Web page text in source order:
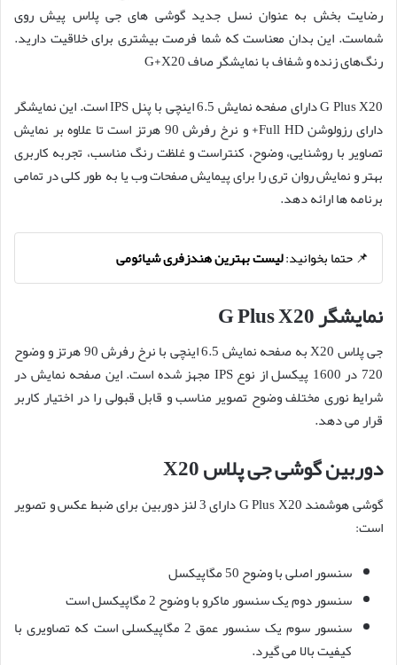
رضایت بخش به عنوان نسل جدید گوشی های جی پلاس پیش روی
شماست. این بدان معناست که شما فرصت بیشتری برای خلاقیت دارید.
رنگ‌های زنده و شفاف با نمایشگر صاف G+X20
G Plus X20 دارای صفحه نمایش 6.5 اینچی با پنل IPS است. این نمایشگر
دارای رزولوشن Full HD+ و نرخ رفرش 90 هرتز است تا علاوه بر نمایش
تصاویر با روشنایی، وضوح، کنتراست و غلظت رنگ مناسب، تجربه کاربری
بهتر و نمایش روان تری را برای پیمایش صفحات وب یا به طور کلی در تمامی
برنامه ها ارائه دهد.
📌 حتما بخوانید:لیست بهترین هندزفری شیائومی
نمایشگر G Plus X20
جی پلاس X20 به صفحه نمایش 6.5 اینچی با نرخ رفرش 90 هرتز و وضوح
720 در 1600 پیکسل از نوع IPS مجهز شده است. این صفحه نمایش در
شرایط نوری مختلف وضوح تصویر مناسب و قابل قبولی را در اختیار کاربر
قرار می دهد.
دوربین گوشی جی پلاس X20
گوشی هوشمند G Plus X20 دارای 3 لنز دوربین برای ضبط عکس و تصویر
است:
سنسور اصلی با وضوح 50 مگاپیکسل
سنسور دوم یک سنسور ماکرو با وضوح 2 مگاپیکسل است
سنسور سوم یک سنسور عمق 2 مگاپیکسلی است که تصاویری با
کیفیت بالا می گیرد.